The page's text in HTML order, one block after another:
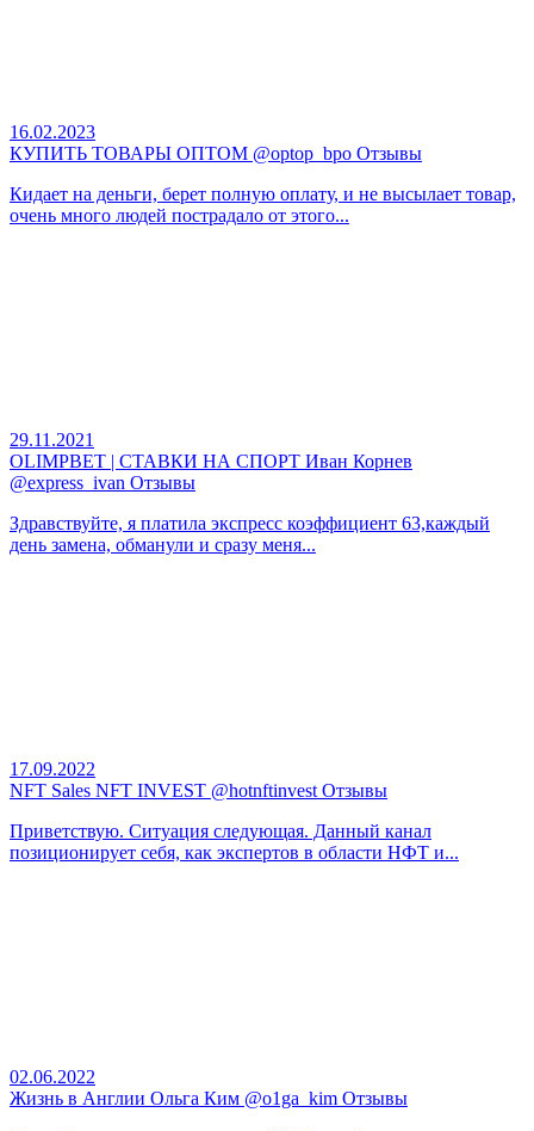
16.02.2023
КУПИТЬ ТОВАРЫ ОПТОМ @optop_bpo Отзывы
Кидает на деньги, берет полную оплату, и не высылает товар,
очень много людей пострадало от этого...
29.11.2021
OLIMPBET | СТАВКИ НА СПОРТ Иван Корнев
@express_ivan Отзывы
Здравствуйте, я платила экспресс коэффициент 63,каждый
день замена, обманули и сразу меня...
17.09.2022
NFT Sales NFT INVEST @hotnftinvest Отзывы
Приветствую. Ситуация следующая. Данный канал
позиционирует себя, как экспертов в области НФТ и...
02.06.2022
Жизнь в Англии Ольга Ким @o1ga_kim Отзывы